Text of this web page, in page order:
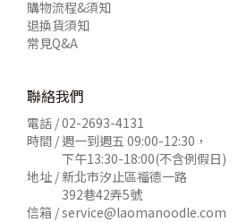
購物流程&須知
退換貨須知
常見Q&A
聯絡我們
電話 /02-2693-4131
時間 / 週一到週五 09:00-12:30，
下午13:30-18:00(不含例假日)
地址 / 新北市汐止區福德一路
392巷42弄5號
信箱 /service@laomanoodle.com